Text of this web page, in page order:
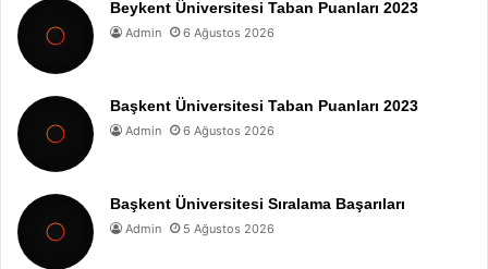
Beykent Üniversitesi Taban Puanları 2023
Admin 6 Ağustos 2026
Başkent Üniversitesi Taban Puanları 2023
Admin 6 Ağustos 2026
Başkent Üniversitesi Sıralama Başarıları
Admin 5 Ağustos 2026